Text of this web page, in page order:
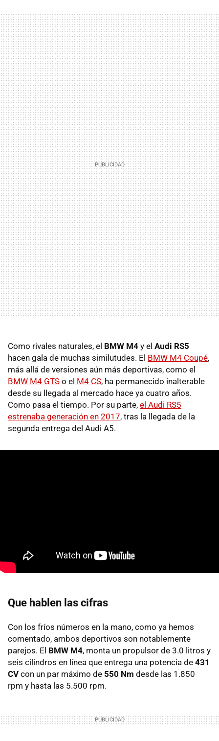
Como rivales naturales, el BMW M4 y el Audi RS5
hacen gala de muchas similutudes. El BMW M4 Coupé,
más allá de versiones aún más deportivas, como el
BMW M4 GTS o el M4 CS, ha permanecido inalterable
desde su llegada al mercado hace ya cuatro años.
Como pasa el tiempo. Por su parte, el Audi RS5
estrenaba generación en 2017, tras la llegada de la
segunda entrega del Audi A5.
Que hablen las cifras
Con los fríos números en la mano, como ya hemos
comentado, ambos deportivos son notablemente
parejos. El BMW M4, monta un propulsor de 3.0 litros y
seis cilindros en línea que entrega una potencia de 431
CV con un par máximo de 550 Nm desde las 1.850
rpm y hasta las 5.500 rpm.